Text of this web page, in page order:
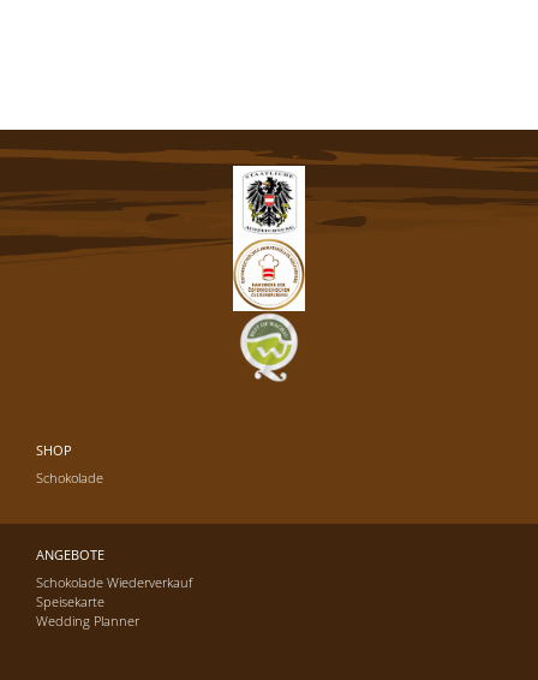
SHOP
Schokolade
ANGEBOTE
Schokolade Wiederverkauf
Speisekarte
Wedding Planner